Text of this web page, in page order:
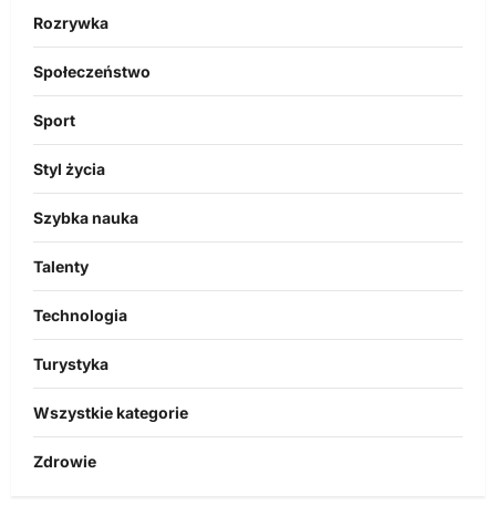
Rozrywka
Społeczeństwo
Sport
Styl życia
Szybka nauka
Talenty
Technologia
Turystyka
Wszystkie kategorie
Zdrowie